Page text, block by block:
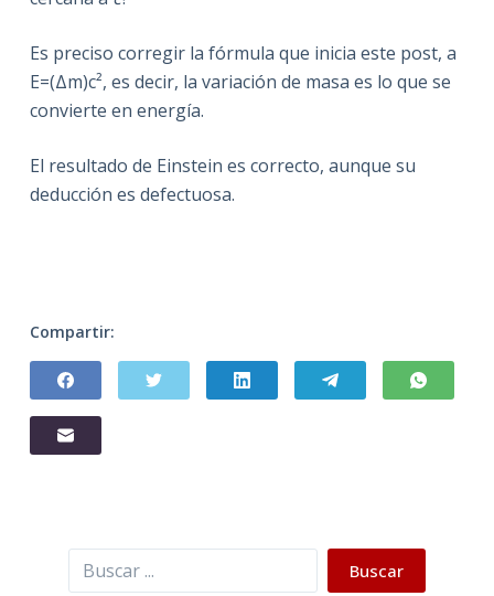
Es preciso corregir la fórmula que inicia este post, a
E=(Δm)c², es decir, la variación de masa es lo que se
convierte en energía.
El resultado de Einstein es correcto, aunque su
deducción es defectuosa.
Compartir:
Buscar Buscar